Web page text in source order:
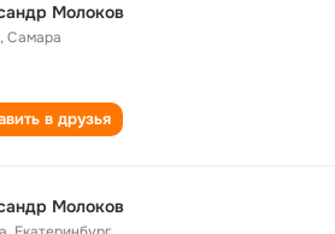
Молоков
,Самара
в друзья
Молоков